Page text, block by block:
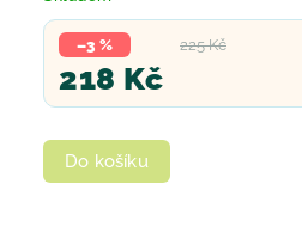
225 Kč
–3 %
218 Kč
Do košíku